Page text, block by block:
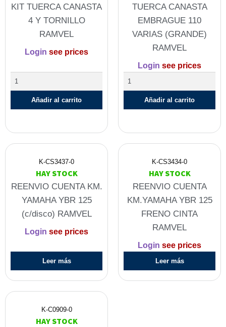
KIT TUERCA CANASTA
4 Y TORNILLO
RAMVEL
Login see prices
Añadir al carrito
TUERCA CANASTA
EMBRAGUE 110
VARIAS (GRANDE)
RAMVEL
Login see prices
Añadir al carrito
K-CS3437-0
HAY STOCK
REENVIO CUENTA KM.
YAMAHA YBR 125
(c/disco) RAMVEL
Login see prices
Leer más
K-CS3434-0
HAY STOCK
REENVIO CUENTA
KM.YAMAHA YBR 125
FRENO CINTA
RAMVEL
Login see prices
Leer más
K-C0909-0
HAY STOCK